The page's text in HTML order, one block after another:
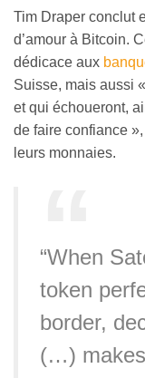
Tim Draper conclut
d’amour à Bitcoin.
dédicace aux
Suisse, mais aussi
et qui échoueront,
de faire confiance
leurs monnaies.
“When
token
border,
(…)